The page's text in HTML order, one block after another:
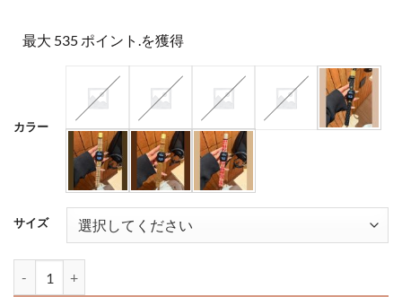
最大 535 ポイント.を獲得
カラー
サイズ